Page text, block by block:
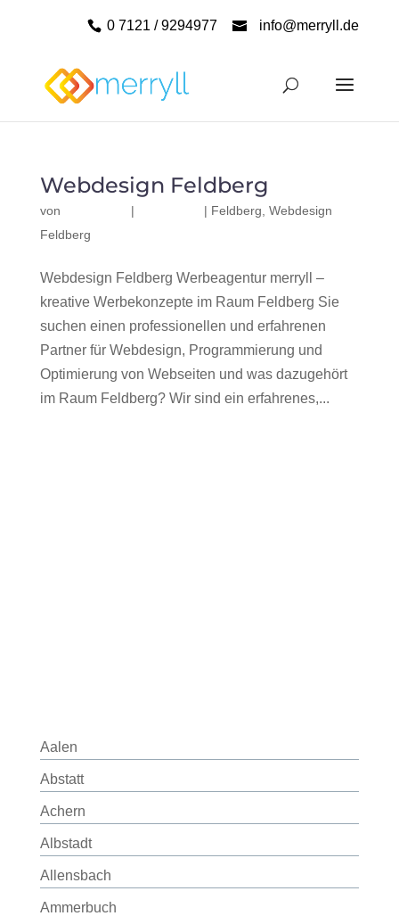
0 7121 / 9294977 info@merryll.de
Webdesign Feldberg
von | | Feldberg Webdesign
Feldberg
Webdesign Feldberg Werbeagentur merryll –
kreative Werbekonzepte im Raum Feldberg Sie
suchen einen professionellen und erfahrenen
Partner für Webdesign, Programmierung und
Optimierung von Webseiten und was dazugehört
im Raum Feldberg? Wir sind ein erfahrenes,...
Aalen
Abstatt
Achern
Albstadt
Allensbach
Ammerbuch